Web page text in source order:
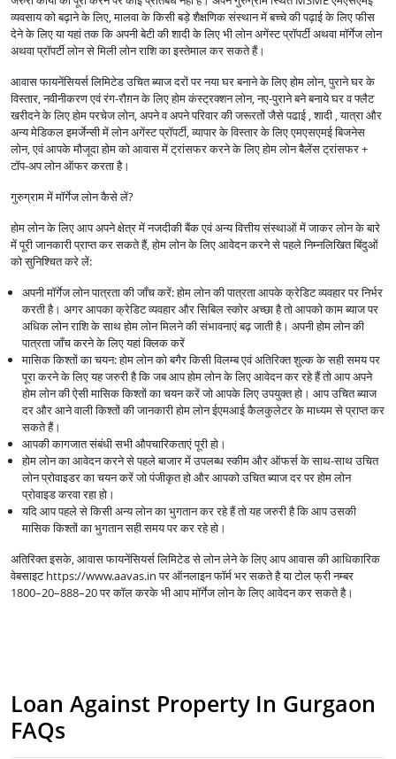
व्यवसाय को बढ़ाने के लिए, मालवा के किसी बड़े शैक्षणिक संस्थान में बच्चे की पढ़ाई के लिए फीस
देने के लिए या यहां तक कि अपनी बेटी की शादी के लिए भी लोन अगेंस्ट प्रॉपर्टी अथवा मॉर्गेज लोन
अथवा प्रॉपर्टी लोन से मिली लोन राशि का इस्तेमाल कर सकते हैं।
आवास फायनेंसियर्स लिमिटेड उचित ब्याज दरों पर नया घर बनाने के लिए होम लोन, पुराने घर के
विस्तार, नवीनीकरण एवं रंग-रौग़न के लिए होम कंस्ट्रक्शन लोन, नए-पुराने बने बनाये घर व फ्लैट
खरीदने के लिए होम परचेज लोन, अपने व अपने परिवार की जरूरतों जैसे पढाई , शादी , यात्रा और
अन्य मेडिकल इमर्जेन्सी में लोन अगेंस्ट प्रॉपर्टी, व्यापार के विस्तार के लिए एमएसएमई बिजनेस
लोन, एवं आपके मौजूदा होम को आवास में ट्रांसफर करने के लिए होम लोन बैलेंस ट्रांसफर +
टॉप-अप लोन ऑफर करता है।
गुरुग्राम में मॉर्गेज लोन कैसे लें?
होम लोन के लिए आप अपने क्षेत्र में नजदीकी बैंक एवं अन्य वित्तीय संस्थाओं में जाकर लोन के बारे
में पूरी जानकारी प्राप्त कर सकते हैं, होम लोन के लिए आवेदन करने से पहले निम्नलिखित बिंदुओं
को सुनिश्चित करे लें:
अपनी मॉर्गेज लोन पात्रता की जाँच करें: होम लोन की पात्रता आपके क्रेडिट व्यवहार पर निर्भर
करती है। अगर आपका क्रेडिट व्यवहार और सिबिल स्कोर अच्छा है तो आपको काम ब्याज पर
अधिक लोन राशि के साथ होम लोन मिलने की संभावनाएं बढ़ जाती है। अपनी होम लोन की
पात्रता जाँच करने के लिए यहां क्लिक करें
मासिक किश्तों का चयन: होम लोन को बगैर किसी विलम्ब एवं अतिरिक्त शुल्क के सही समय पर
पूरा करने के लिए यह जरुरी है कि जब आप होम लोन के लिए आवेदन कर रहे हैं तो आप अपने
होम लोन की ऐसी मासिक किश्तों का चयन करें जो आपके लिए उपयुक्त हो। आप उचित ब्याज
दर और आने वाली किश्तों की जानकारी होम लोन ईएमआई कैलकुलेटर के माध्यम से प्राप्त कर
सकते हैं।
आपकी कागजात संबंधी सभी औपचारिकताएं पूरी हो।
होम लोन का आवेदन करने से पहले बाजार में उपलब्ध स्कीम और ऑफर्स के साथ-साथ उचित
लोन प्रोवाइडर का चयन करें जो पंजीकृत हो और आपको उचित ब्याज दर पर होम लोन
प्रोवाइड करवा रहा हो।
यदि आप पहले से किसी अन्य लोन का भुगतान कर रहे हैं तो यह जरुरी है कि आप उसकी
मासिक किश्तों का भुगतान सही समय पर कर रहे हो।
अतिरिक्त इसके, आवास फायनेंसियर्स लिमिटेड से लोन लेने के लिए आप आवास की आधिकारिक
वेबसाइट https://www.aavas.in पर ऑनलाइन फॉर्म भर सकते है या टोल फ्री नम्बर
1800–20–888–20 पर कॉल करके भी आप मॉर्गेज लोन के लिए आवेदन कर सकते है।
Loan Against Property In Gurgaon
FAQs